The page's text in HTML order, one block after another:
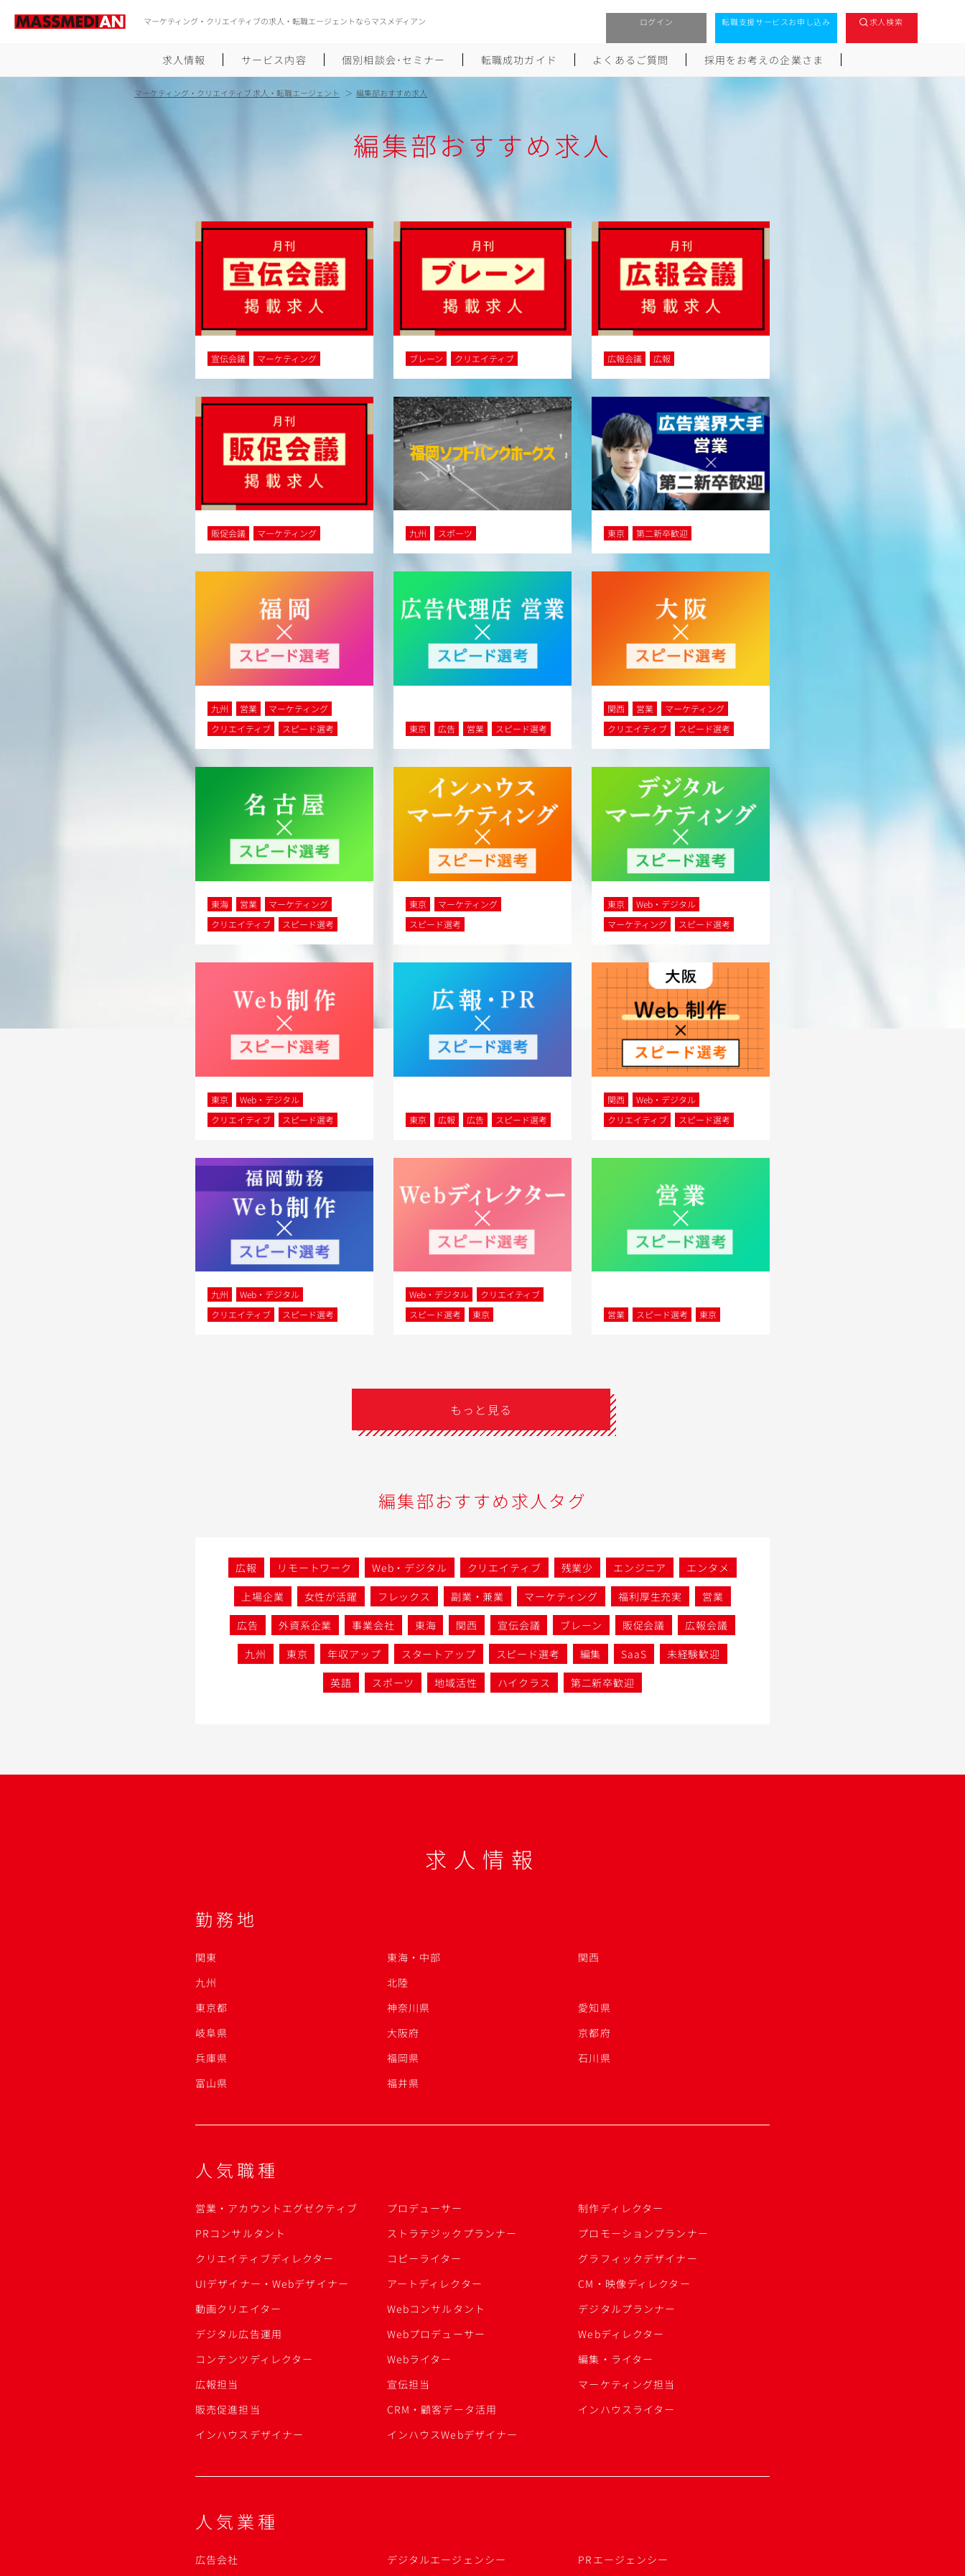
マーケティング・クリエイティブの求人・転職エージェントならマスメディアン ログイン 転職支援サービスお申し込み 求人検索
求人情報 サービス内容 個別相談会･セミナー 転職成功ガイド
転職活動を始めるにあたり
履歴書のつくり方
ポートフォリオのつくり方
未経験から広告業界への転職
メーカー・事業会社への転職
大手広告会社への転職
しゅふクリ･ママクリ転職
Uターン･Iターン転職
よくあるご質問 採用をお考えの企業さま
マーケティング・クリエイティブ 求人・転職エージェント 編集部おすすめ求人
編集部おすすめ求人
宣伝会議 マーケティング ブレーン クリエイティブ 広報会議 広報
販促会議 マーケティング 九州 スポーツ 東京 第二新卒歓迎
九州 営業
マーケティング
クリエイティブ
スピード選考 東京 広告 営業 スピード選考
関西 営業
マーケティング
クリエイティブ
スピード選考
東海 営業
マーケティング
クリエイティブ
スピード選考
東京
マーケティング
スピード選考
東京
Web・デジタル
マーケティング
スピード選考
東京
Web・デジタル
クリエイティブ
スピード選考 東京 広報 広告 スピード選考
関西
Web・デジタル
クリエイティブ
スピード選考
九州
Web・デジタル
クリエイティブ
スピード選考
Web・デジタル
クリエイティブ
スピード選考
東京 営業 スピード選考 東京
もっと見る
編集部おすすめ求人タグ
広報 リモートワーク Web・デジタル クリエイティブ 残業少 エンジニア
エンタメ
上場企業
女性が活躍 フレックス 副業・兼業 マーケティング 福利厚生充実
営業
広告
外資系企業 事業会社 東海 関西 宣伝会議 ブレーン 販促会議
広報会議
九州
東京 年収アップ スタートアップ スピード選考 編集 SaaS
未経験歓迎
英語
スポーツ 地域活性 ハイクラス 第二新卒歓迎
求人情報
勤務地
関東 東海・中部
関西
九州
北陸
東京都
神奈川県
愛知県
岐阜県
大阪府
京都府
兵庫県
福岡県
石川県
富山県
福井県
人気職種
営業・アカウントエグゼクティブ プロデューサー
制作ディレクター
PRコンサルタント
ストラテジックプランナー
プロモーションプランナー
クリエイティブディレクター
コピーライター
グラフィックデザイナー
UIデザイナー・Webデザイナー
アートディレクター
CM・映像ディレクター
動画クリエイター
Webコンサルタント
デジタルプランナー
デジタル広告運用
Webプロデューサー
Webディレクター
コンテンツディレクター
Webライター
編集・ライター
広報担当
宣伝担当
マーケティング担当
販売促進担当
CRM・顧客データ活用
インハウスライター
インハウスデザイナー
インハウスWebデザイナー
人気業種
広告会社 デジタルエージェンシー PRエージェンシー